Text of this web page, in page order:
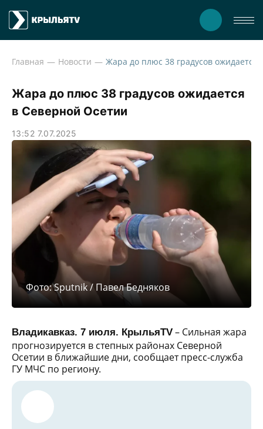
Главная Новости
Жара до плюс 38 градусов ожидается
в Северной Осетии
13:52 7.07.2025
Фото: Sputnik / Павел Бедняков
Владикавказ. 7 июля. КрыльяTV – Сильная жара
прогнозируется в степных районах Северной
Осетии в ближайшие дни, сообщает пресс-служба
ГУ МЧС по региону.